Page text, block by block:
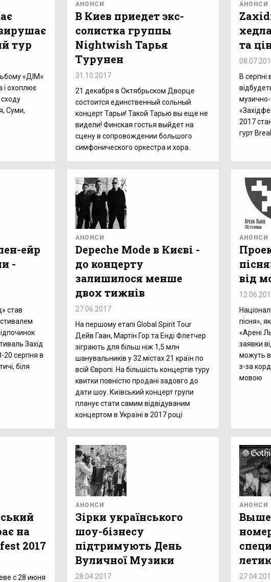
тур
«ДІМ»
і охоплює
сходу
Суми,
АНОНСИ
В Киев приедет экс-
солистка группы
Nightwish Тарья
Турунен
31.10.2017
21 декабря в Октябрьском Дворце
состоится единственный сольный
концерт Тарьи! Такой Тарью вы еще не
видели! Финская гостья выйдет на
сцену в сопровождении большого
симфонического оркестра и хора.
АНОНСИ
та
В серпні
2017
гурт
ейр
-
став
Захід
20 серпня в
біля
АНОНСИ
Depeche Mode в Києві -
до концерту
залишилося менше
двох тижнів
27.06.2017
На першому етапі Global Spirit Tour
Дейв Гаан, Мартін Гор та Енді Флетчер
зіграють для більш ніж 1,5 млн
шанувальників у 32 містах 21 країн по
всій Європі. На більшість концертів туру
квитки повністю продані задовго до
дати шоу. Київський концерт групи
планує стати самим відвідуваним
концертом в Україні в 2017 році
АНОНСИ
від
пісня»,
«Арені
заявки
можуть
з-за
мовою
на
2017
с 28 июня
АНОНСИ
Зірки українського
шоу-бізнесу
підтримують День
Вуличної Музики
28.04.2017
АНОНСИ